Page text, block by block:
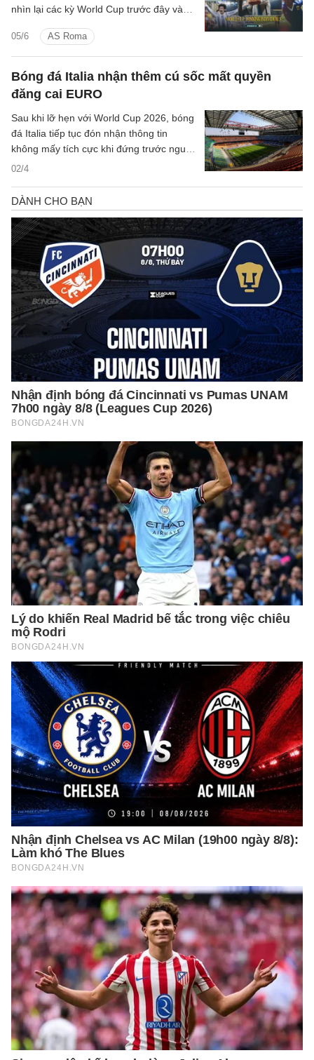
05/6 AS Roma
nhìn lại các kỳ World Cup trước đây và
trong nhiều hạng mục khác nhau. Phần
một nói về những bàn thắng vĩ đại nhất.
Phần hai nói về những cuộc chia tay
World Cup đáng nhớ nhất.
Bóng đá Italia nhận thêm cú sốc mất quyền
đăng cai EURO
02/4
Sau khi lỡ hẹn với World Cup 2026, bóng
đá Italia tiếp tục đón nhận thông tin
không mấy tích cực khi đứng trước nguy
cơ không thể đồng đăng cai UEFA EURO